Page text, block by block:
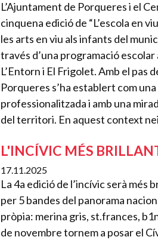
L’Ajuntament de Porqueres i el
cinquena edició de “L’escola en
les arts en viu als infants del
través d’una programació escolar
L’Entorn i El Frigolet. Amb el pas
Porqueres s’ha establert com
professionalitzada i amb una
del territori. En aquest context
L'INCÍVIC MÉS
17.11.2025
La 4a edició de l’incívic serà més
per 5 bandes del panorama
pròpia: merina gris, st.frances,
de novembre tornem a posar el